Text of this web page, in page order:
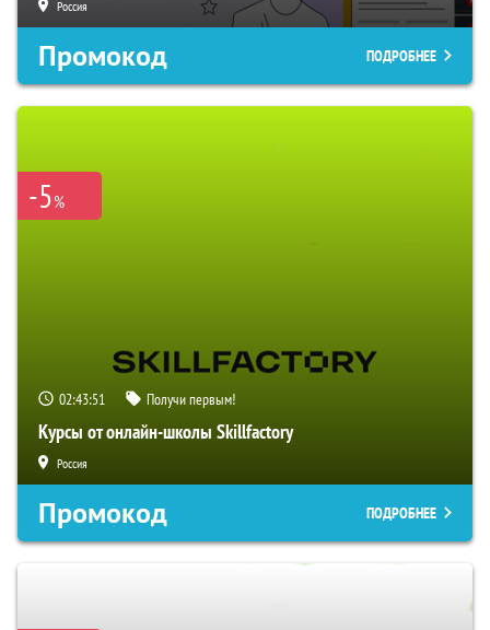
Россия
Промокод ПОДРОБНЕЕ
-5%
02:43:50 Получи первым!
Курсы от онлайн-школы Skillfactory
Россия
Промокод ПОДРОБНЕЕ